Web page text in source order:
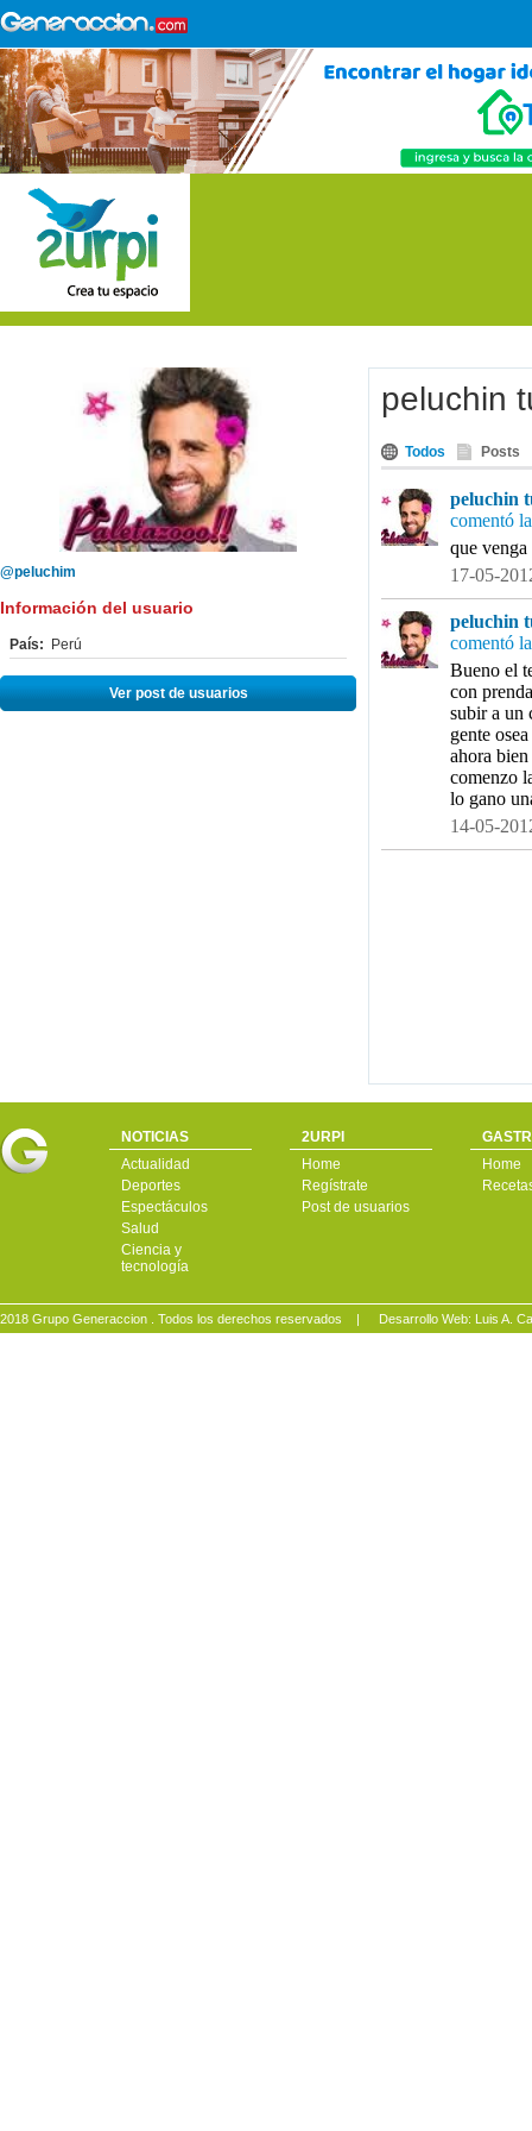
@peluchim
Información del usuario
País: Perú
Ver post de usuarios
peluchin
Todos Posts
peluchin
comentó
que venga
17-05-
peluchin
comentó
Bueno el
con
subir a un
gente
ahora
comenzo
lo gano
14-05-
NOTICIAS
Actualidad
Deportes
Espectáculos
Salud
Ciencia y
tecnología
2URPI
Home
Regístrate
Post de usuarios
Home
2018 Grupo Generaccion . Todos los derechos reservados | Desarrollo Web: Luis